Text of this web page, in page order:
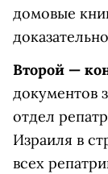
домовые
Второй —
документов
отдел
Израиля в
всех